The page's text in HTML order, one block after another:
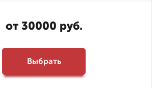
от 30000 руб.
Выбрать